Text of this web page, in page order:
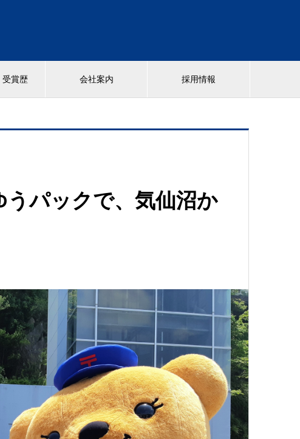
受賞歴 会社案内 採用情報
うパックで、気仙沼か